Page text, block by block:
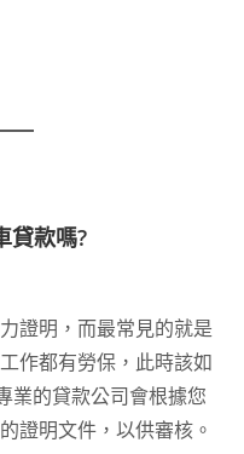
貸款嗎?
證明，而最常見的就是
作都有勞保，此時該如
業的貸款公司會根據您
證明文件，以供審核。